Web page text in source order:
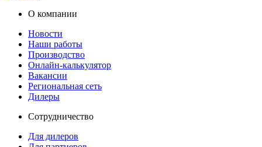
О компании
Новости
Наши работы
Производство
Онлайн-калькулятор
Вакансии
Региональная сеть
Дилеры
Сотрудничество
Для дилеров